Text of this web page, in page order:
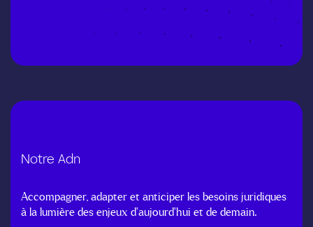
Notre Adn
Accompagner, adapter et anticiper les besoins juridiques
à la lumière des enjeux d’aujourd’hui et de demain.